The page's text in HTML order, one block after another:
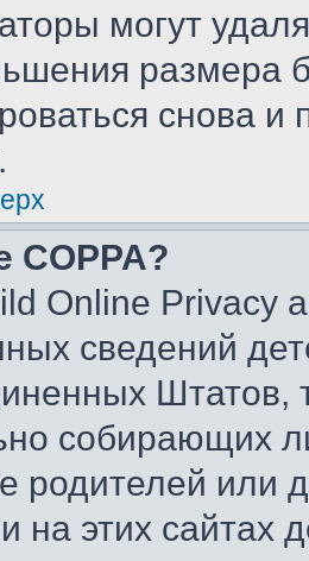
могут
размера
снова и
COPPA?
Online Privacy
сведений
Штатов,
собирающих
родителей или
на этих сайтах